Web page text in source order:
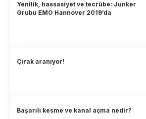
Yenilik, hassasiyet ve tecrübe: Junker
Grubu EMO Hannover 2019’da
Çırak aranıyor!
Başarılı kesme ve kanal açma nedir?